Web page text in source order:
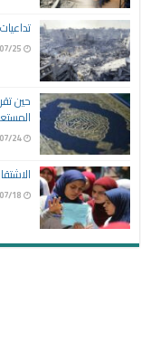
25
حين
24
18